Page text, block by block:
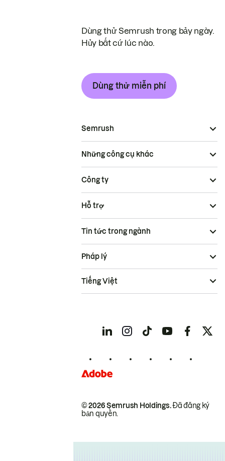
Dùng thử Semrush trong bảy ngày.
Hủy bất cứ lúc nào.
Dùng thử miễn phí
Semrush
Những công cụ khác
Công ty
Hỗ trợ
Tin tức trong ngành
© 2026 Semrush Holdings.Đã đăng ký
bản quyền.
Pháp lý
Tiếng Việt